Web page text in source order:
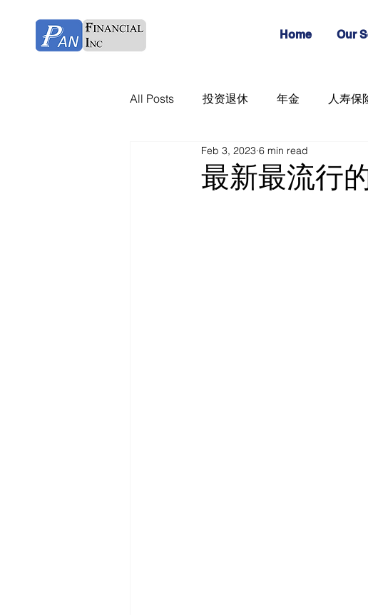
Home Our
All Posts 投资退休 年金 人寿保
最新最流行
Feb 3, 2023 6 min read